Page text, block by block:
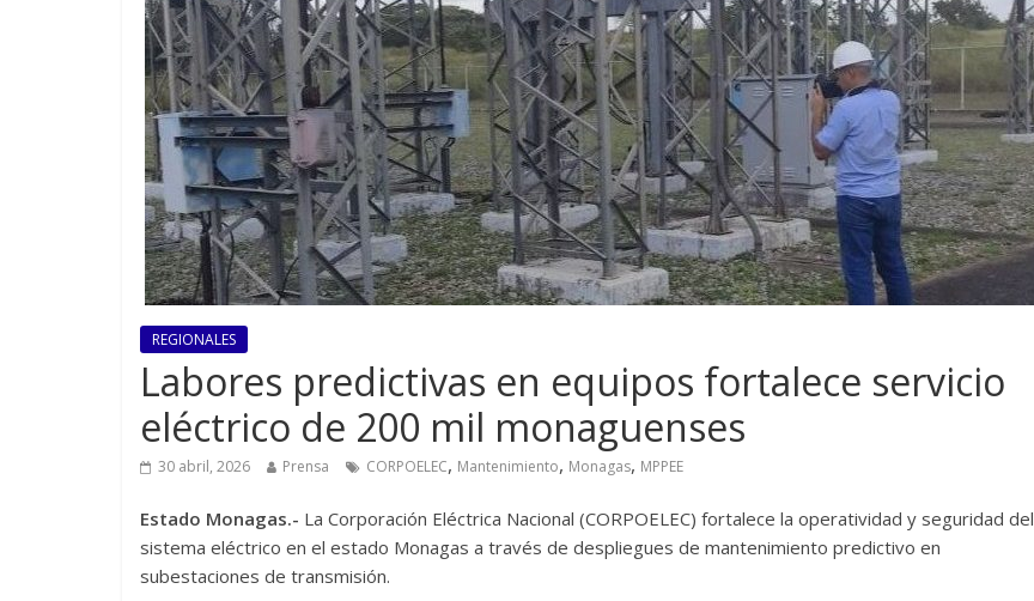
REGIONALES
Labores predictivas en equipos fortalece servicio
eléctrico de 200 mil monaguenses
30 abril, 2026 Prensa CORPOELEC, Mantenimiento, Monagas, MPPEE
Estado Monagas.- La Corporación Eléctrica Nacional (CORPOELEC) fortalece la operatividad y seguridad del
sistema eléctrico en el estado Monagas a través de despliegues de mantenimiento predictivo en
subestaciones de transmisión.